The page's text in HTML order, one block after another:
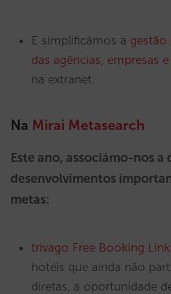
E simplificámos a gestão
das agências, empresas
na extranet.
Na Mirai Metasearch
Este ano, associámo-nos a
desenvolvimentos
metas:
trivago Free Booking
hotéis que ainda não
diretas, a oportunidade